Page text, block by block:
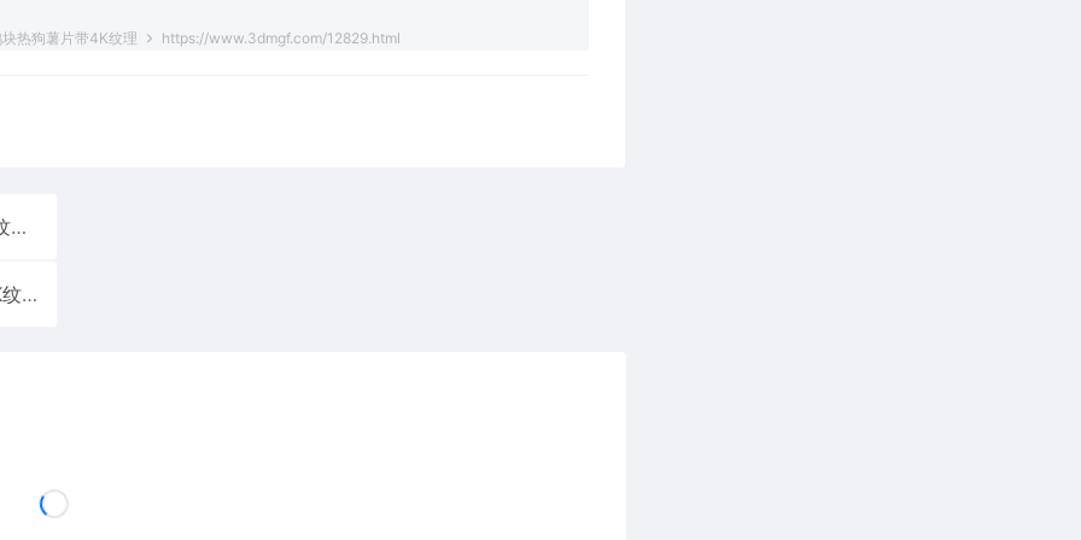
热狗薯片带4K纹理 https://www.3dmgf.com/12829.html
高写实鹦鹉鸟类动物3D模型鹦鹉鸟类动物皮毛解剖带8K纹理